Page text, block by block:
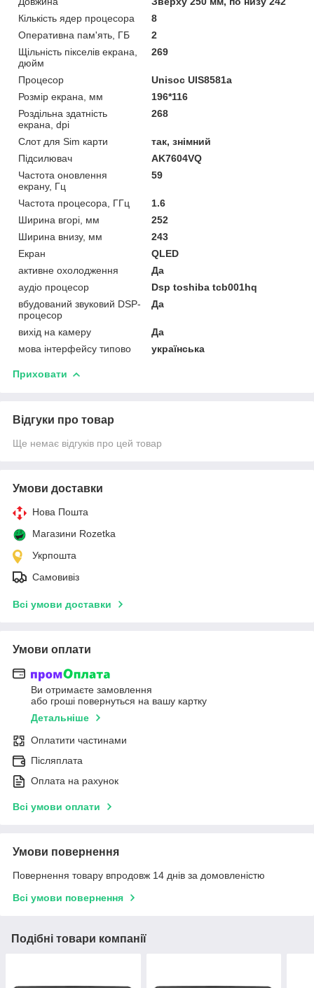
Кількість ядер процесора
8
Оперативна пам'ять, ГБ
2
Щільність пікселів екрана,
дюйм
269
Процесор
Unisoc UIS8581a
Розмір екрана, мм
196*116
Роздільна здатність
екрана, dpi
268
Слот для Sim карти
так, знімний
Підсилювач
AK7604VQ
Частота оновлення
екрану, Гц
59
Частота процесора, ГГц
1.6
Ширина вгорі, мм
252
Ширина внизу, мм
243
Екран
QLED
активне охолодження
Да
аудіо процесор
Dsp toshiba tcb001hq
вбудований звуковий DSP-
процесор
Да
вихід на камеру
Да
мова інтерфейсу типово
українська
Приховати
Відгуки про товар
Ще немає відгуків про цей товар
Умови доставки
Нова Пошта
Магазини Rozetka
Укрпошта
Самовивіз
Всі умови доставки
Умови оплати
Ви отримаєте замовлення
або гроші повернуться на вашу картку
Детальніше
Оплатити частинами
Післяплата
Оплата на рахунок
Всі умови оплати
Умови повернення
Повернення товару впродовж 14 днів за домовленістю
Всі умови повернення
Подібні товари компанії